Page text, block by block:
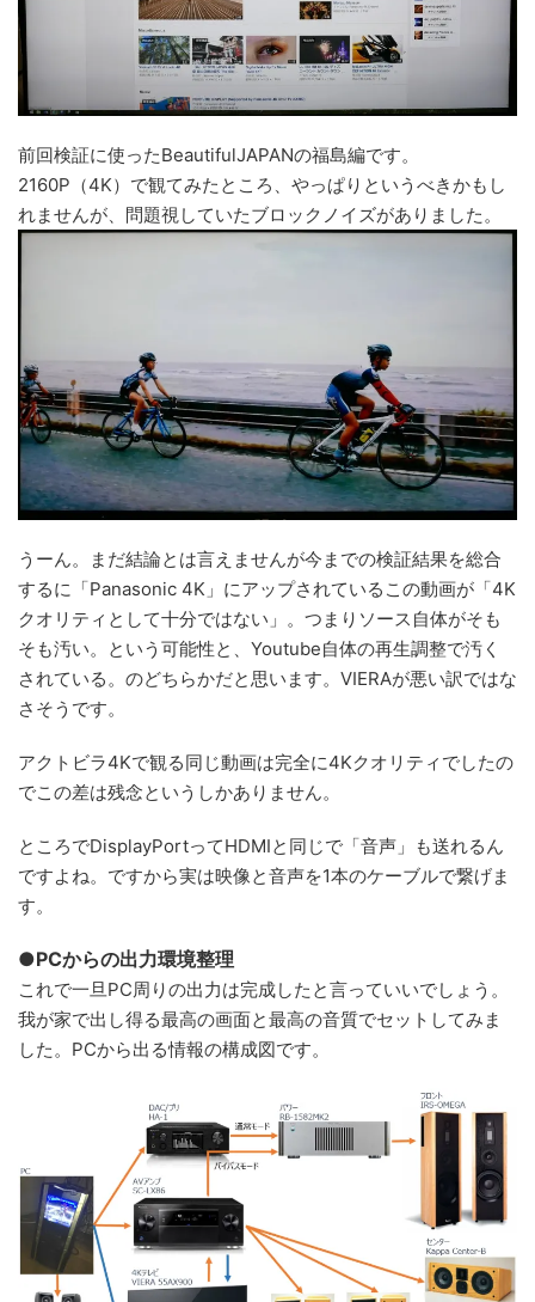
前回検証に使ったBeautifulJAPANの福島編です。
2160P（4K）で観てみたところ、やっぱりというべきかもし
れませんが、問題視していたブロックノイズがありました。
うーん。まだ結論とは言えませんが今までの検証結果を総合
するに「Panasonic 4K」にアップされているこの動画が「4K
クオリティとして十分ではない」。つまりソース自体がそも
そも汚い。という可能性と、Youtube自体の再生調整で汚く
されている。のどちらかだと思います。VIERAが悪い訳ではな
さそうです。
アクトビラ4Kで観る同じ動画は完全に4Kクオリティでしたの
でこの差は残念というしかありません。
ところでDisplayPortってHDMIと同じで「音声」も送れるん
ですよね。ですから実は映像と音声を1本のケーブルで繋げま
す。
●PCからの出力環境整理
これで一旦PC周りの出力は完成したと言っていいでしょう。
我が家で出し得る最高の画面と最高の音質でセットしてみま
した。PCから出る情報の構成図です。